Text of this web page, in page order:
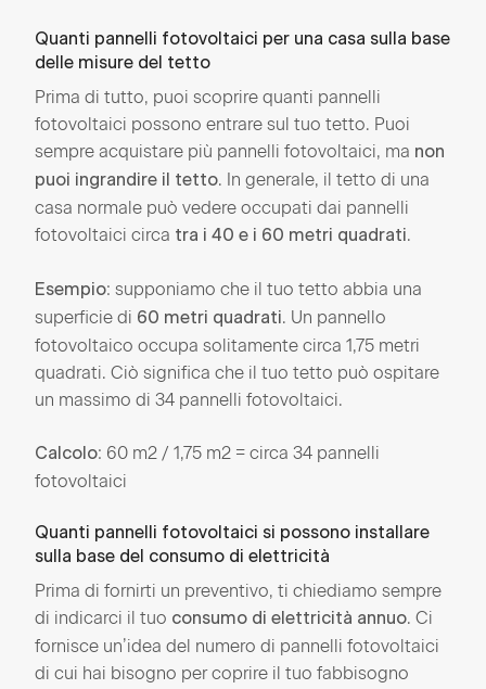
Quanti pannelli fotovoltaici per una casa sulla base
delle misure del tetto
Prima di tutto, puoi scoprire quanti pannelli
fotovoltaici possono entrare sul tuo tetto. Puoi
sempre acquistare più pannelli fotovoltaici, ma non
puoi ingrandire il tetto. In generale, il tetto di una
casa normale può vedere occupati dai pannelli
fotovoltaici circa tra i 40 e i 60 metri quadrati.
Esempio: supponiamo che il tuo tetto abbia una
superficie di 60 metri quadrati. Un pannello
fotovoltaico occupa solitamente circa 1,75 metri
quadrati. Ciò significa che il tuo tetto può ospitare
un massimo di 34 pannelli fotovoltaici.
Calcolo: 60 m2 / 1,75 m2 = circa 34 pannelli
fotovoltaici
Quanti pannelli fotovoltaici si possono installare
sulla base del consumo di elettricità
Prima di fornirti un preventivo, ti chiediamo sempre
di indicarci il tuo consumo di elettricità annuo. Ci
fornisce un’idea del numero di pannelli fotovoltaici
di cui hai bisogno per coprire il tuo fabbisogno